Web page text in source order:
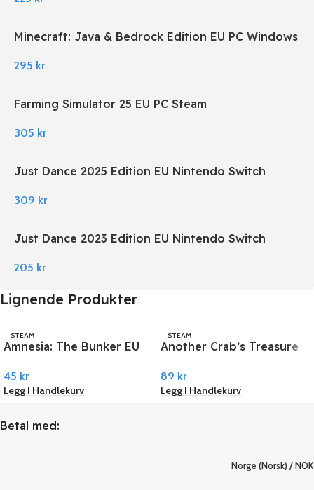
Minecraft: Java & Bedrock Edition EU PC Windows
295 kr
Farming Simulator 25 EU PC Steam
305 kr
Just Dance 2025 Edition EU Nintendo Switch
309 kr
Just Dance 2023 Edition EU Nintendo Switch
205 kr
Lignende Produkter
STEAM
Amnesia: The Bunker EU
45 kr
Legg I Handlekurv
STEAM
Another Crab’s Treasure
89 kr
Legg I Handlekurv
Betal med:
Norge (Norsk) / NOK